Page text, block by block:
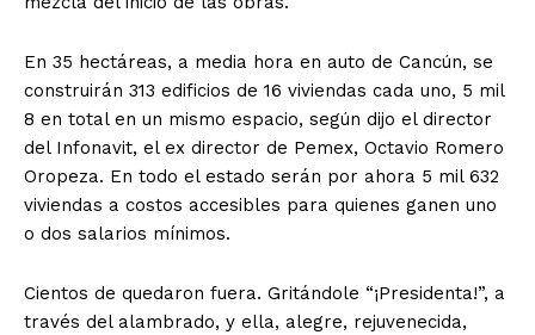
En 35 hectáreas, a media hora en auto de Cancún, se
construirán 313 edificios de 16 viviendas cada uno, 5 mil
8 en total en un mismo espacio, según dijo el director
del Infonavit, el ex director de Pemex, Octavio Romero
Oropeza. En todo el estado serán por ahora 5 mil 632
viviendas a costos accesibles para quienes ganen uno
o dos salarios mínimos.
Cientos de quedaron fuera. Gritándole “¡Presidenta!”, a
través del alambrado, y ella, alegre, rejuvenecida,